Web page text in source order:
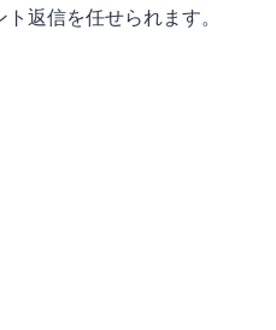
返信を任せられます。